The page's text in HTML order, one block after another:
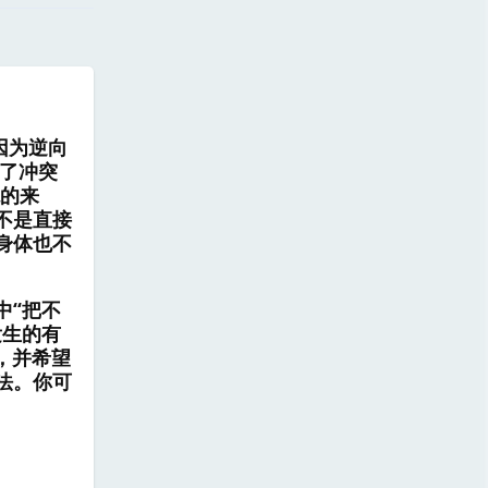
为逆向
冲突
来
是直接
体也不
“把不
的有
并希望
。你可